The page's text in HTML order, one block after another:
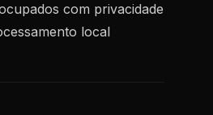
com privacidade
local